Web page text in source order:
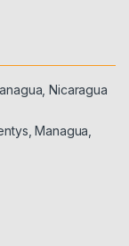
Nicaragua
Managua,